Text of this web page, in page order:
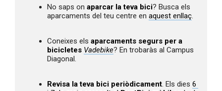
No saps on aparcar la teva bici? Busca els
aparcaments del teu centre en aquest enllaç.
Coneixes els aparcaments segurs per a
bicicletes Vadebike? En trobaràs al Campus
Diagonal.
Revisa la teva bici periòdicament. Els dies 6